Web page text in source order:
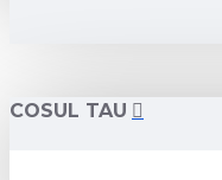
COSUL TAU